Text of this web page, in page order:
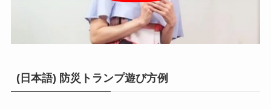
(日本語) 防災トランプ遊び方例